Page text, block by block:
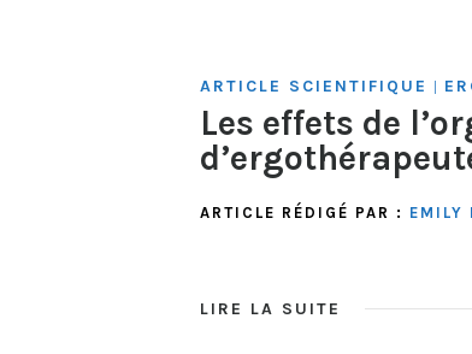
ARTICLE SCIENTIFIQUE |
Les effets de
ARTICLE RÉDIGÉ PAR : EMILY
LIRE LA SUITE